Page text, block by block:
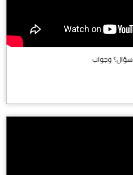
سؤال؟ وجواب